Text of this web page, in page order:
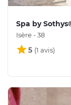
Spa by
Isère - 38
5